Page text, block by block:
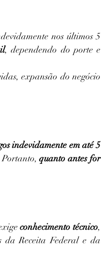
nos últimos 5
, dependendo do porte e
expansão do negócio
indevidamente em até 5
Portanto, quanto antes for
conhecimento técnico,
da Receita Federal e da